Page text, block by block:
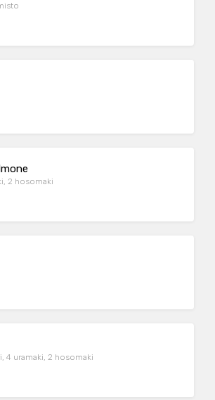
2 hosomaki
4 uramaki, 2 hosomaki